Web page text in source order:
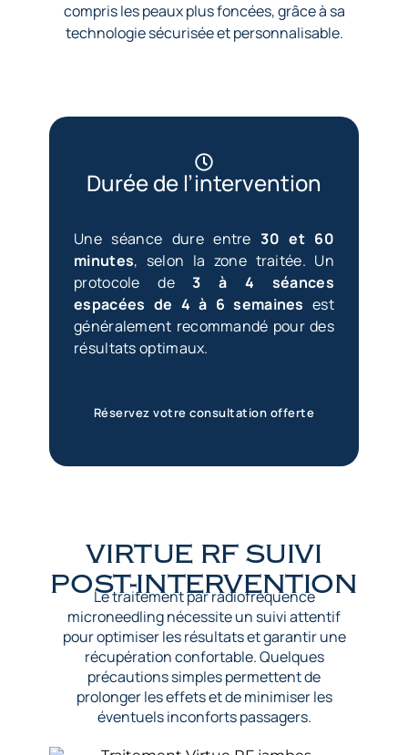
compris les peaux plus foncées, grâce à sa
technologie sécurisée et personnalisable.
Durée de l’intervention
Une séance dure entre30 et 60
minutes, selon la zone traitée. Un
protocole de3 à 4 séances
espacées de 4 à 6 semaines est
généralement recommandé pour des
résultats optimaux.
Réservez votre consultation offerte
VIRTUE RF SUIVI
POST-INTERVENTION
Le traitement par radiofréquence
microneedling nécessite un suivi attentif
pour optimiser les résultats et garantir une
récupération confortable. Quelques
précautions simples permettent de
prolonger les effets et de minimiser les
éventuels inconforts passagers.